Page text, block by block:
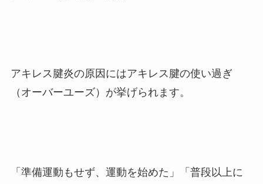
アキレス腱炎の原因にはアキレス腱の使い過ぎ
（オーバーユーズ）が挙げられます。
「準備運動もせず、運動を始めた」「普段以上に